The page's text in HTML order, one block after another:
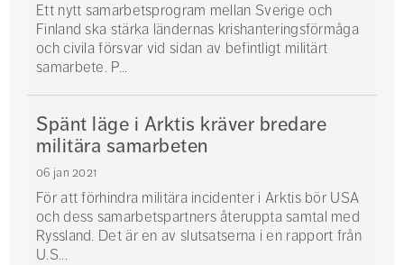
Ett nytt samarbetsprogram mellan Sverige och
Finland ska stärka ländernas krishanteringsförmåga
och civila försvar vid sidan av befintligt militärt
samarbete. P...
Spänt läge i Arktis kräver bredare
militära samarbeten
06 jan 2021
För att förhindra militära incidenter i Arktis bör USA
och dess samarbetspartners återuppta samtal med
Ryssland. Det är en av slutsatserna i en rapport från
U.S...